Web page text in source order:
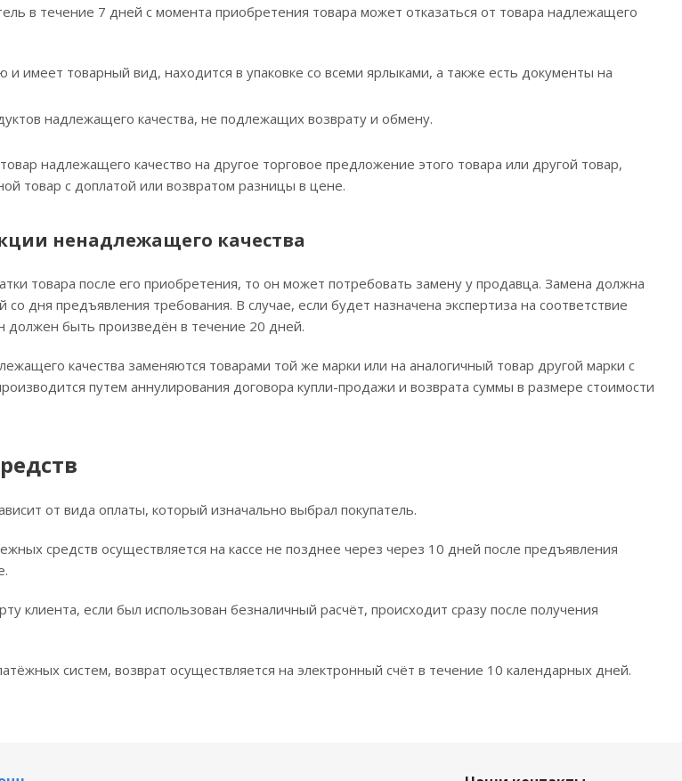
в течение 7 дней с момента приобретения товара может отказаться от товара надлежащего
и имеет товарный вид, находится в упаковке со всеми ярлыками, а также есть документы на
надлежащего качества, не подлежащих возврату и обмену.
надлежащего качество на другое торговое предложение этого товара или другой товар,
товар с доплатой или возвратом разницы в цене.
ненадлежащего качества
товара после его приобретения, то он может потребовать замену у продавца. Замена должна
дня предъявления требования. В случае, если будет назначена экспертиза на соответствие
должен быть произведён в течение 20 дней.
качества заменяются товарами той же марки или на аналогичный товар другой марки с
путем аннулирования договора купли-продажи и возврата суммы в размере стоимости
от вида оплаты, который изначально выбрал покупатель.
средств осуществляется на кассе не позднее через через 10 дней после предъявления
клиента, если был использован безналичный расчёт, происходит сразу после получения
систем, возврат осуществляется на электронный счёт в течение 10 календарных дней.